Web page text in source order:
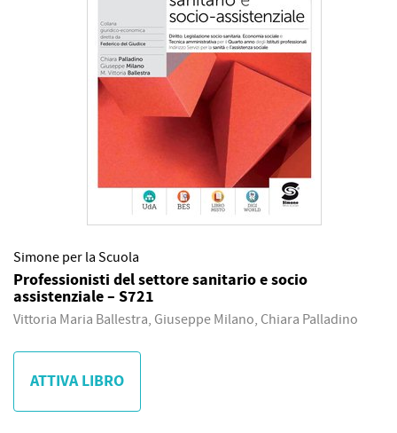
Simone per la Scuola
Professionisti del settore sanitario e socio
assistenziale – S721
Vittoria Maria Ballestra, Giuseppe Milano, Chiara Palladino
ATTIVA LIBRO